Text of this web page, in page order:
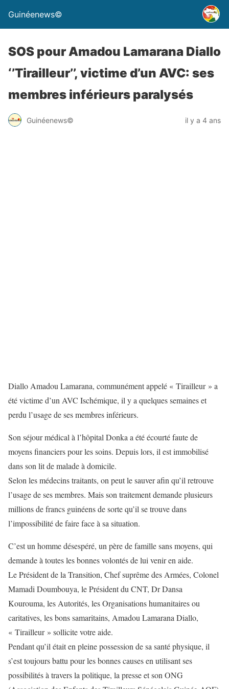
Guinéenews©
SOS pour Amadou Lamarana Diallo
‘’Tirailleur’’, victime d’un AVC: ses
membres inférieurs paralysés
Guinéenews© il y a 4 ans
Diallo Amadou Lamarana, communément appelé « Tirailleur » a
été victime d’un AVC Ischémique, il y a quelques semaines et
perdu l’usage de ses membres inférieurs.
Son séjour médical à l’hôpital Donka a été écourté faute de
moyens financiers pour les soins. Depuis lors, il est immobilisé
dans son lit de malade à domicile.
Selon les médecins traitants, on peut le sauver afin qu’il retrouve
l’usage de ses membres. Mais son traitement demande plusieurs
millions de francs guinéens de sorte qu’il se trouve dans
l’impossibilité de faire face à sa situation.
C’est un homme désespéré, un père de famille sans moyens, qui
demande à toutes les bonnes volontés de lui venir en aide.
Le Président de la Transition, Chef suprême des Armées, Colonel
Mamadi Doumbouya, le Président du CNT, Dr Dansa
Kourouma, les Autorités, les Organisations humanitaires ou
caritatives, les bons samaritains, Amadou Lamarana Diallo,
« Tirailleur » sollicite votre aide.
Pendant qu’il était en pleine possession de sa santé physique, il
s’est toujours battu pour les bonnes causes en utilisant ses
possibilités à travers la politique, la presse et son ONG